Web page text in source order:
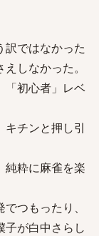
訳ではなかった
しなかった。
「初心者」レベ
チンと押し引
純粋に麻雀を楽
つもったり、
子が白中さらし